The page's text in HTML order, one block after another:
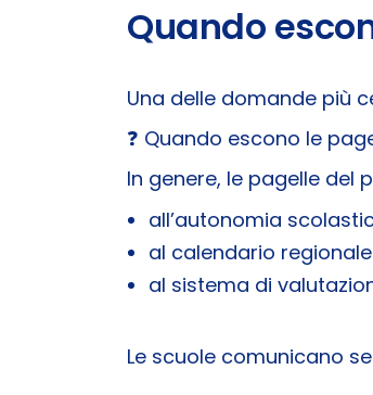
Quando
Una delle domande più
❓ Quando escono le
In genere, le pagelle del
all’autonomia
al calendario regionale
al sistema di
Le scuole comunicano